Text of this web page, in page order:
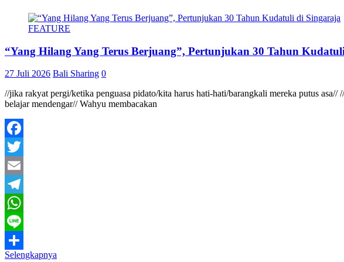
FEATURE
“Yang Hilang Yang Terus Berjuang”, Pertunjukan 30 Tahun
27 Juli 2026 Bali Sharing 0
//jika rakyat pergi/ketika penguasa pidato/kita harus hati-hati/barangkali mereka putus
belajar mendengar// Wahyu membacakan
Facebook
Twitter
Email
Telegram
WhatsApp
Line
Share
Selengkapnya